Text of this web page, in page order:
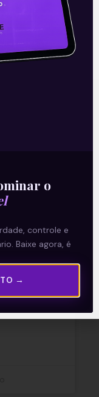
não
Monetária
feira (5)
o
controle e
Baixe agora, é
→